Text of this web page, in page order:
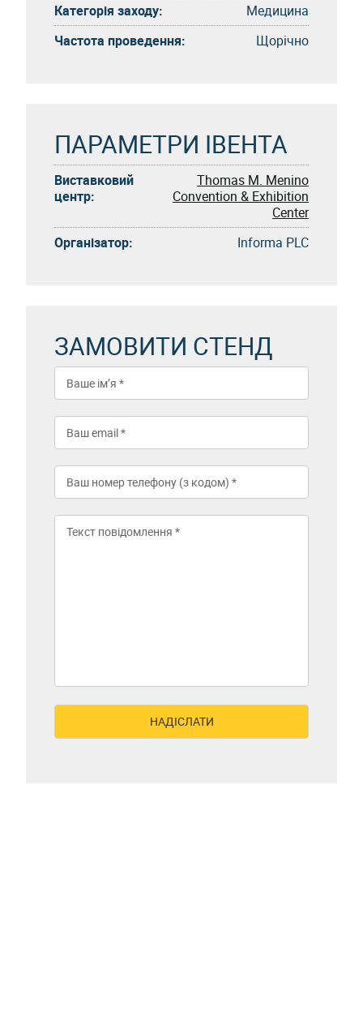
Категорія заходу:
Медицина
Частота проведення:
Щорічно
ПАРАМЕТРИ ІВЕНТА
Виставковий
центр:
Thomas M. Menino
Convention & Exhibition
Center
Організатор:
Informa PLC
ЗАМОВИТИ СТЕНД